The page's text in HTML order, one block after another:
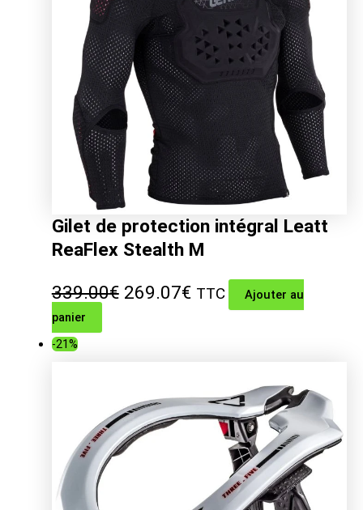
Gilet de protection intégral Leatt
ReaFlex Stealth M
339.00€ Le
339.00€.
269.07€Le
269.07€.
TTC
Ajouter au
panier
-21%